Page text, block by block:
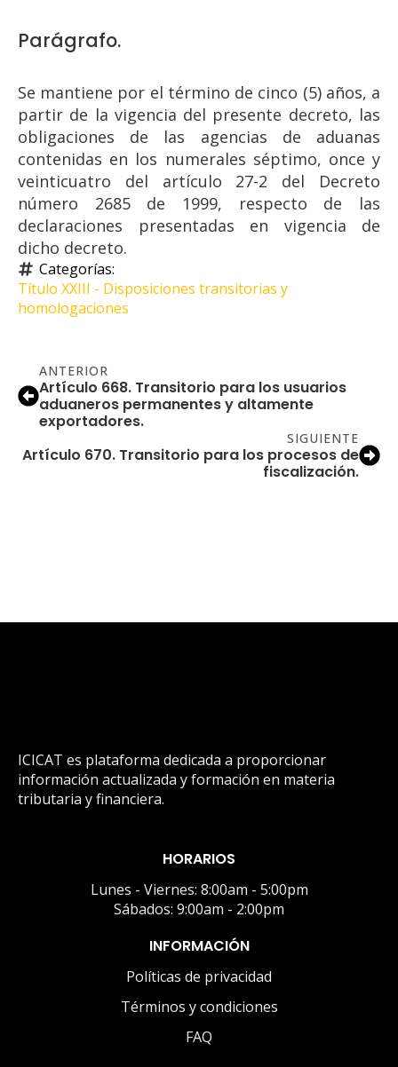
Parágrafo.
Se mantiene por el término de cinco (5) años, a
partir de la vigencia del presente decreto, las
obligaciones de las agencias de aduanas
contenidas en los numerales séptimo, once y
veinticuatro del artículo 27-2 del Decreto
número 2685 de 1999, respecto de las
declaraciones presentadas en vigencia de
dicho decreto.
Categorías:
Título XXIII - Disposiciones transitorias y
homologaciones
ANTERIOR
Artículo 668. Transitorio para los usuarios
aduaneros permanentes y altamente
exportadores.
SIGUIENTE
Artículo 670. Transitorio para los procesos de
fiscalización.
ICICAT es plataforma dedicada a proporcionar
información actualizada y formación en materia
tributaria y financiera.
HORARIOS
Lunes - Viernes: 8:00am - 5:00pm
Sábados: 9:00am - 2:00pm
INFORMACIÓN
Políticas de privacidad
Términos y condiciones
FAQ